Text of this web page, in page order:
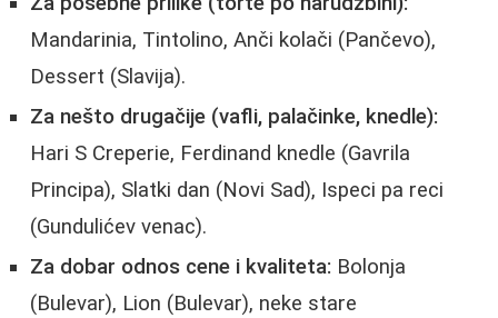
Mandarinia, Tintolino, Anči kolači (Pančevo),
Dessert (Slavija).
Za nešto drugačije (vafli, palačinke, knedle):
Hari S Creperie, Ferdinand knedle (Gavrila
Principa), Slatki dan (Novi Sad), Ispeci pa reci
(Gundulićev venac).
Za dobar odnos cene i kvaliteta: Bolonja
(Bulevar), Lion (Bulevar), neke stare